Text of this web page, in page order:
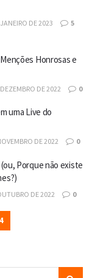
DE 2023 5
Honrosas e
DE 2022 0
uma Live do
DE 2022 0
Porque não existe
DE 2022 0
4